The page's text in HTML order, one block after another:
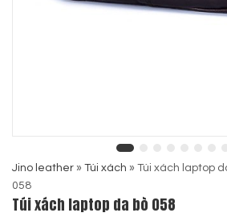
Jino leather » Túi xách » Túi xách laptop
058
Túi xách laptop da bò 058